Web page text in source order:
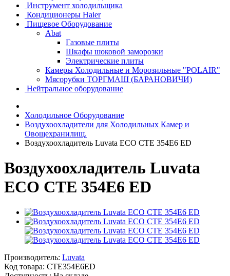
Инструмент холодильщика
Кондиционеры Haier
Пищевое Оборудование
Abat
Газовые плиты
Шкафы шоковой заморозки
Электрические плиты
Камеры Холодильные и Морозильные "POLAIR"
Мясорубки ТОРГМАШ (БАРАНОВИЧИ)
Нейтральное оборудование
Холодильное Оборудование
Воздухоохладители для Холодильных Камер и
Овощехранилищ.
Воздухоохладитель Luvata ECO CTE 354E6 ED
Воздухоохладитель Luvata
ECO CTE 354E6 ED
Производитель: Luvata
Код товара: CTE354E6ED